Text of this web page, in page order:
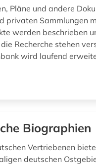
Pläne und andere
privaten Sammlungen
werden beschrieben
Recherche stehen
wird laufend
Biographien
Vertriebenen
deutschen